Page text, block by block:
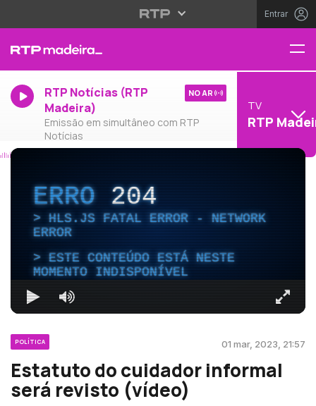
Entrar
RTP Notícias (RTP
Madeira)
Emissão em simultâneo com RTP
Notícias
NO AR
TV
RTP
ERRO204
HLS.JS FATAL ERROR - NETWORK
ERROR
ESTE CONTEÚDO ESTÁ NESTE
MOMENTO INDISPONÍVEL
POLÍTICA 01 mar, 2023, 21:57
Estatuto do cuidador informal
será revisto (vídeo)